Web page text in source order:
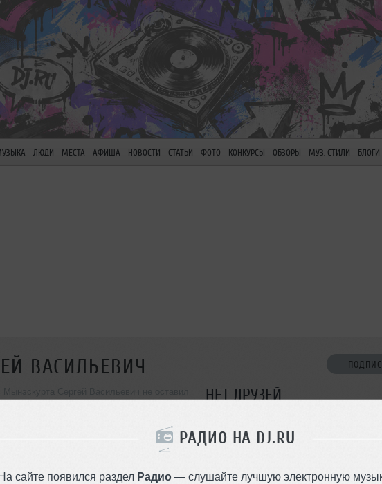
РАДИО НА DJ.RU
сайте появился раздел Радио— слушайте лучшую электронную
ЛЮДИ МЕСТА АФИША НОВОСТИ СТАТЬИ ФОТО КОНКУРСЫ ОБЗОРЫ МУЗ. СТИЛИ БЛОГИ
ВАСИЛЬЕВИЧ
НЕТ ДРУЗЕЙ